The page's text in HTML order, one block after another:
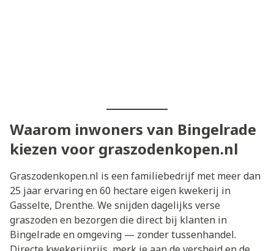
Waarom inwoners van Bingelrade
kiezen voor graszodenkopen.nl
Graszodenkopen.nl is een familiebedrijf met meer dan
25 jaar ervaring en 60 hectare eigen kwekerij in
Gasselte, Drenthe. We snijden dagelijks verse
graszoden en bezorgen die direct bij klanten in
Bingelrade en omgeving — zonder tussenhandel.